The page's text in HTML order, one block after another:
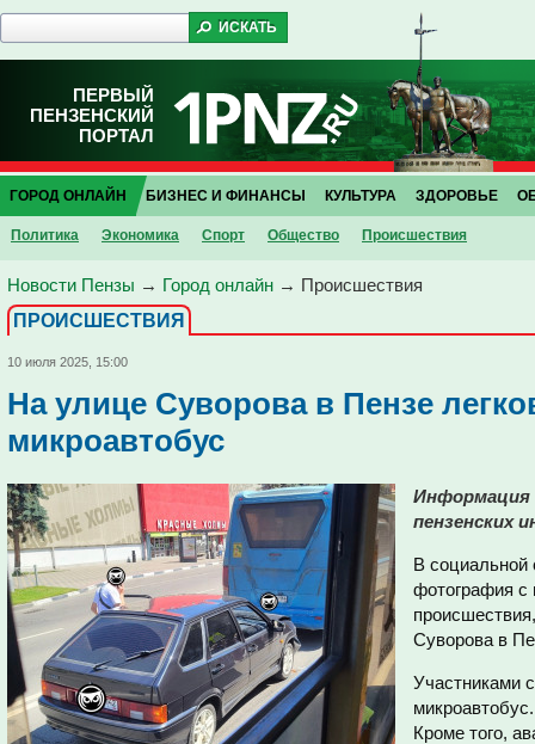
ПЕРВЫЙ
ПЕНЗЕНСКИЙ
ПОРТАЛ
ГОРОД ОНЛАЙН
Политика Экономика Спорт Общество Проиcшествия
БИЗНЕС И ФИНАНСЫ КУЛЬТУРА ЗДОРОВЬЕ
Новости Пензы → Город онлайн → Проиcшествия
ПРОИCШЕСТВИЯ
10 июля 2025, 15:00
На улице Суворова в Пензе
микроавтобус
Информация
пензенских
В социальной
фотография с
Суворова в
Участниками
Кроме того,